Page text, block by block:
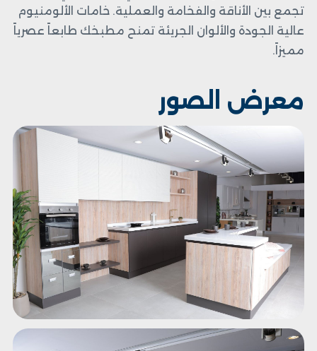
تجمع بين الأناقة والفخامة والعملية. خامات الألومنيوم
عالية الجودة والألوان الجريئة تمنح مطبخك طابعاً عصرياً
مميزاً.
معرض الصور